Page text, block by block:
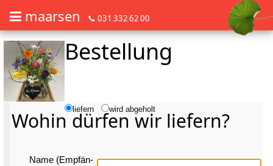
Barrierefrei Blumen bestellen mit Screenreader oder Brailliezeile,
maarsen 📞 031 332 62 00
Barrierefrei Blumen bestellen mit Screenreader oder Brailliezeile,
Bestellung
Wohin dürfen wir liefern?
Name (Emp­fän­
liefern wird abgeholt